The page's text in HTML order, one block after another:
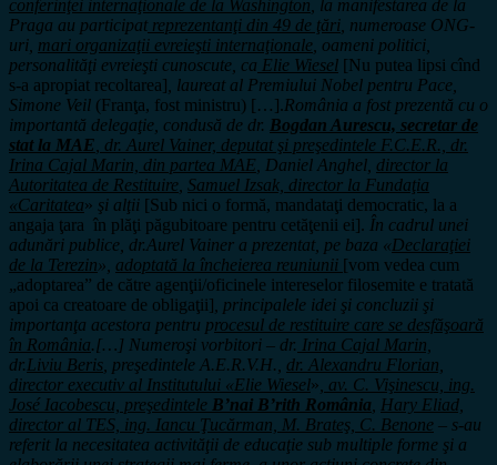
conferinţei internaţionale de la Washington , la manifestarea de la
Praga au participat reprezentanţi din 49 de ţări , numeroase ONG-
uri, mari organizaţii evreieşti internaţionale , oameni politici,
personalităţi evreieşti cunoscute, ca Elie Wiesel [Nu putea lipsi cînd
s-a apropiat recoltarea] laureat al Premiului Nobel pentru Pace,
Simone Veil (Franţa, fost ministru) […].România a fost prezentă cu o
importantă delegaţie, condusă de dr. Bogdan Aurescu, secretar de
stat la MAE , dr. Aurel Vainer, deputat şi preşedintele F.C.E.R., dr.
Irina Cajal Marin, din partea MAE , Daniel Anghel, director la
Autoritatea de Restituire Samuel Izsak, director la Fundaţia
«Caritatea» şi alţii [Sub nici o formă, mandataţi democratic, la a
angaja ţara în plăţi păgubitoare pentru cetăţenii ei]. În cadrul unei
adunări publice, dr.Aurel Vainer a prezentat, pe baza «Declaraţiei
de la Terezin» adoptată la încheierea reuniunii [vom vedea cum
„adoptarea” de către agenţii/oficinele intereselor filosemite e tratată
apoi ca creatoare de obligaţii] principalele idei şi concluzii şi
importanţa acestora pentru procesul de restituire care se desfăşoară
în România.[…] Numeroşi vorbitori – dr. Irina Cajal Marin,
dr.Liviu Beris , preşedintele A.E.R.V.H., dr. Alexandru Florian,
director executiv al Institutului «Elie Wiesel» , av. C. Vişinescu, ing.
José Iacobescu, preşedintele B’nai B’rith România Hary Eliad,
director al TES, ing. Iancu Ţucărman, M. Brateş, C. Benone – s-au
referit la necesitatea activităţii de educaţie sub multiple forme şi a